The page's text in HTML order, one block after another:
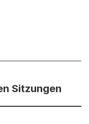
Sitzungen
Informationen